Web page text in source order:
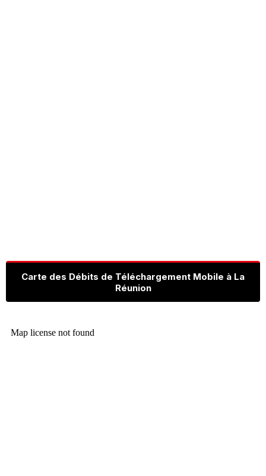
Carte des Débits de Téléchargement Mobile à La
Réunion